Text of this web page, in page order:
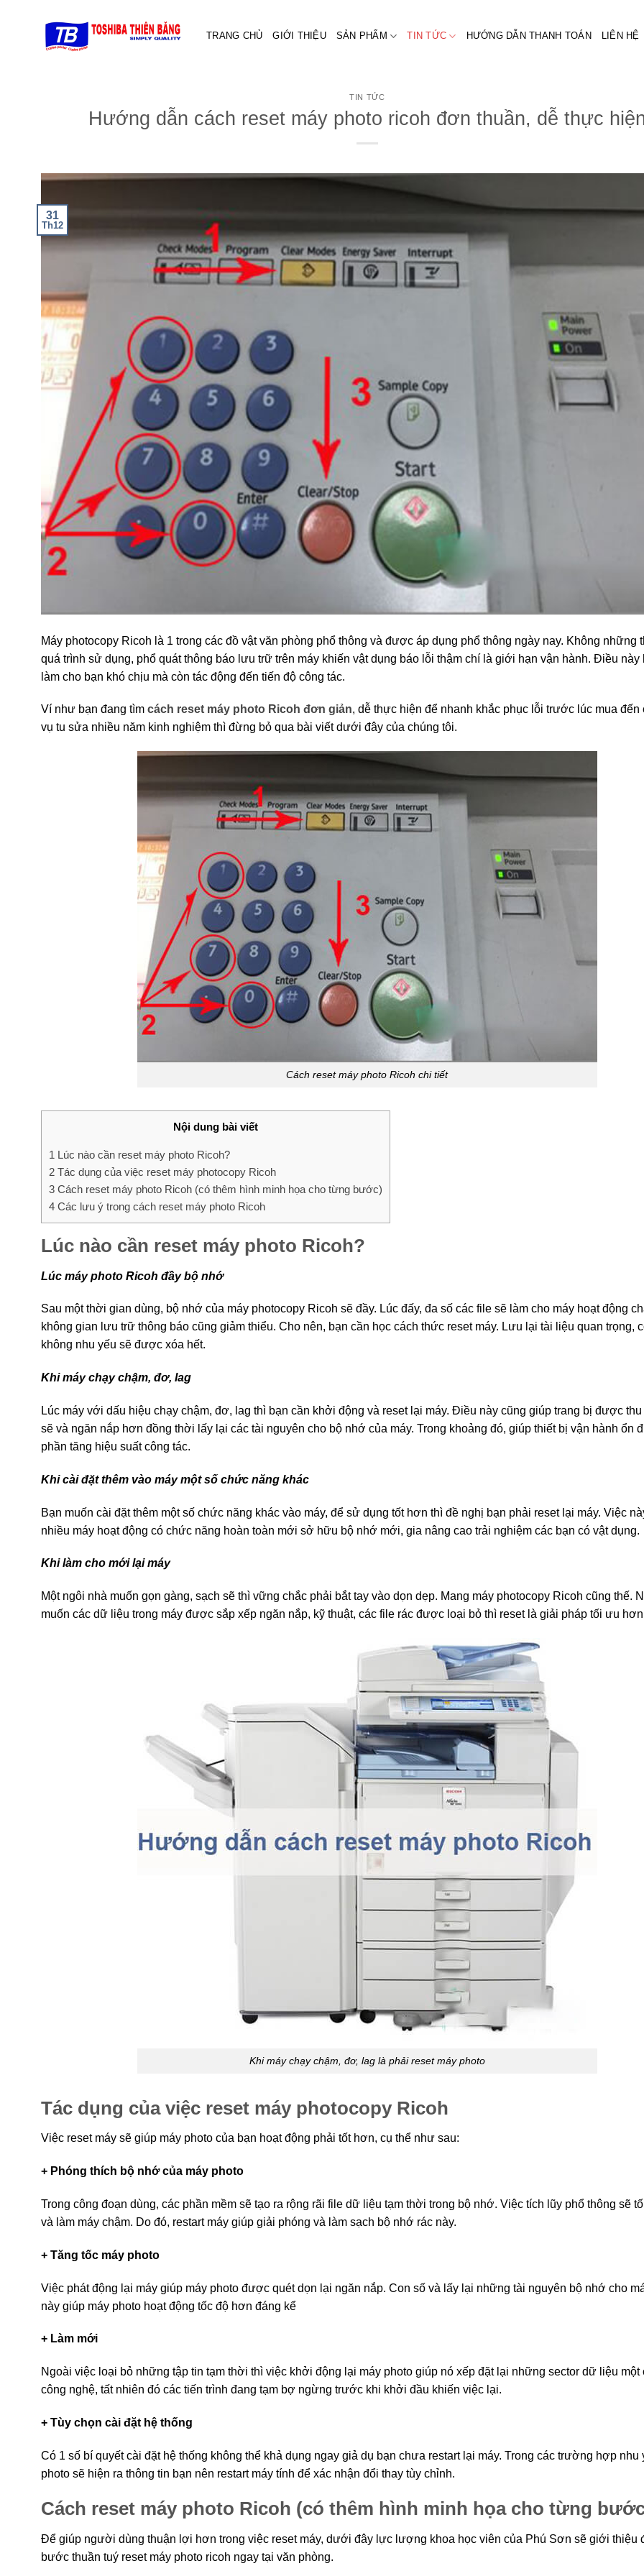
TRANG CHỦ GIỚI THIỆU SẢN PHẨM TIN TỨC HƯỚNG DẪN THANH TOÁN LIÊN HỆ
TIN TỨC
Hướng dẫn cách reset máy photo ricoh đơn thuần, dễ thực
31
Th12
Máy photocopy Ricoh là 1 trong các đồ vật văn phòng phổ thông và được áp dụng phổ thông ngày nay. Không những
quá trình sử dụng, phổ quát thông báo lưu trữ trên máy khiến vật dụng báo lỗi thậm chí là giới hạn vận hành. Điều này
làm cho bạn khó chịu mà còn tác động đến tiến độ công tác.
Ví như bạn đang tìm cách reset máy photo Ricoh đơn giản, dễ thực hiện để nhanh khắc phục lỗi trước lúc mua đến
vụ tu sửa nhiều năm kinh nghiệm thì đừng bỏ qua bài viết dưới đây của chúng tôi.
Cách reset máy photo Ricoh chi tiết
Nội dung bài viết
1 Lúc nào cần reset máy photo Ricoh?
2 Tác dụng của việc reset máy photocopy Ricoh
3 Cách reset máy photo Ricoh (có thêm hình minh họa cho từng bước)
4 Các lưu ý trong cách reset máy photo Ricoh
Lúc nào cần reset máy photo Ricoh?
Lúc máy photo Ricoh đầy bộ nhớ
Sau một thời gian dùng, bộ nhớ của máy photocopy Ricoh sẽ đầy. Lúc đấy, đa số các file sẽ làm cho máy hoạt động
không gian lưu trữ thông báo cũng giảm thiểu. Cho nên, bạn cần học cách thức reset máy. Lưu lại tài liệu quan trọng,
không nhu yếu sẽ được xóa hết.
Khi máy chạy chậm, đơ, lag
Lúc máy với dấu hiệu chạy chậm, đơ, lag thì bạn cần khởi động và reset lại máy. Điều này cũng giúp trang bị được
sẽ và ngăn nắp hơn đồng thời lấy lại các tài nguyên cho bộ nhớ của máy. Trong khoảng đó, giúp thiết bị vận hành ổn
phần tăng hiệu suất công tác.
Khi cài đặt thêm vào máy một số chức năng khác
Bạn muốn cài đặt thêm một số chức năng khác vào máy, để sử dụng tốt hơn thì đề nghị bạn phải reset lại máy. Việc
nhiều máy hoạt động có chức năng hoàn toàn mới sở hữu bộ nhớ mới, gia nâng cao trải nghiệm các bạn có vật dụng.
Khi làm cho mới lại máy
Một ngôi nhà muốn gọn gàng, sạch sẽ thì vững chắc phải bắt tay vào dọn dẹp. Mang máy photocopy Ricoh cũng thế.
muốn các dữ liệu trong máy được sắp xếp ngăn nắp, kỹ thuật, các file rác được loại bỏ thì reset là giải pháp tối ưu
Khi máy chạy chậm, đơ, lag là phải reset máy photo
Tác dụng của việc reset máy photocopy Ricoh
Việc reset máy sẽ giúp máy photo của bạn hoạt động phải tốt hơn, cụ thể như sau:
+ Phóng thích bộ nhớ của máy photo
Trong công đoạn dùng, các phần mềm sẽ tạo ra rộng rãi file dữ liệu tạm thời trong bộ nhớ. Việc tích lũy phổ thông sẽ
và làm máy chậm. Do đó, restart máy giúp giải phóng và làm sạch bộ nhớ rác này.
+ Tăng tốc máy photo
Việc phát động lại máy giúp máy photo được quét dọn lại ngăn nắp. Con số và lấy lại những tài nguyên bộ nhớ cho
này giúp máy photo hoạt động tốc độ hơn đáng kể
+ Làm mới
Ngoài việc loại bỏ những tập tin tạm thời thì việc khởi động lại máy photo giúp nó xếp đặt lại những sector dữ liệu một
công nghệ, tất nhiên đó các tiến trình đang tạm bợ ngừng trước khi khởi đầu khiến việc lại.
+ Tùy chọn cài đặt hệ thống
Có 1 số bí quyết cài đặt hệ thống không thể khả dụng ngay giả dụ bạn chưa restart lại máy. Trong các trường hợp nhu
photo sẽ hiện ra thông tin bạn nên restart máy tính để xác nhận đổi thay tùy chỉnh.
Cách reset máy photo Ricoh (có thêm hình minh họa cho từng
Để giúp người dùng thuận lợi hơn trong việc reset máy, dưới đây lực lượng khoa học viên của Phú Sơn sẽ giới thiệu
bước thuần tuý reset máy photo ricoh ngay tại văn phòng.